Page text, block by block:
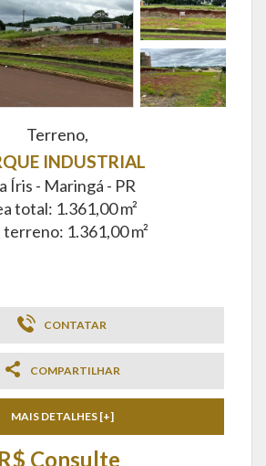
Terreno,
INDUSTRIAL
Íris - Maringá - PR
total: 1.361,00 m²
1.361,00 m²
CONTATAR
COMPARTILHAR
MAIS DETALHES [+]
R$ Consulte